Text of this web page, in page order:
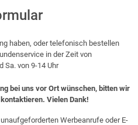
haben, oder telefonisch bestellen
in der Zeit von
Sa. von 9-14 Uhr
bei uns vor Ort wünschen, bitten wir
Vielen Dank!
Werbeanrufe oder E-